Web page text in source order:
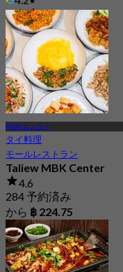
から฿ 763.33
MBKセンター
タイ料理
モールレストラン
Taliew MBK Center
4.6
284 予約済み
から ฿ 224.75